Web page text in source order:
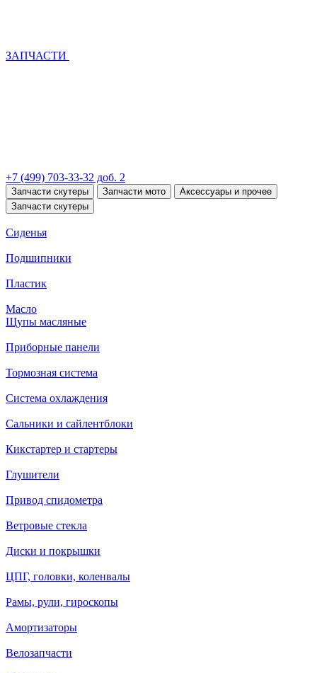
ЗАПЧАСТИ
+7 (499) 703-33-32 доб. 2
Запчасти скутеры Запчасти мото
Аксессуары и прочее
Запчасти скутеры
Сиденья
Подшипники
Пластик
Масло
Щупы масляные
Приборные панели
Тормозная система
Система охлаждения
Сальники и сайлентблоки
Кикстартер и стартеры
Глушители
Привод спидометра
Ветровые стекла
Диски и покрышки
ЦПГ, головки, коленвалы
Рамы, рули, гироскопы
Амортизаторы
Велозапчасти